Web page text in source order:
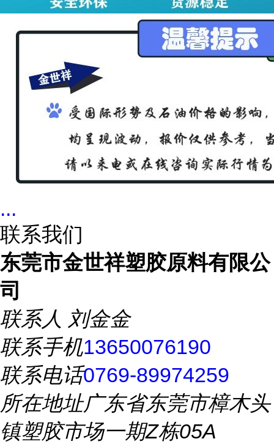
...
联系我们
东莞市金世祥塑胶原料有限公
司
联系人 刘金金
联系手机13650076190
联系电话0769-89974259
所在地址广东省东莞市樟木头
镇塑胶市场一期Z栋05A